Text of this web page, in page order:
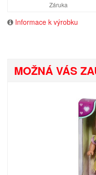
Záruka
Informace k výrobku
MOŽNÁ VÁS